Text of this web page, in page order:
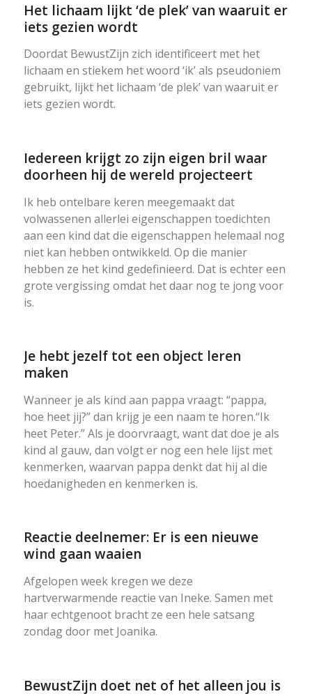
Het lichaam lijkt ‘de plek’ van waaruit er
iets gezien wordt
Doordat BewustZijn zich identificeert met het
lichaam en stiekem het woord ‘ik’ als pseudoniem
gebruikt, lijkt het lichaam ‘de plek’ van waaruit er
iets gezien wordt.
Iedereen krijgt zo zijn eigen bril waar
doorheen hij de wereld projecteert
Ik heb ontelbare keren meegemaakt dat
volwassenen allerlei eigenschappen toedichten
aan een kind dat die eigenschappen helemaal nog
niet kan hebben ontwikkeld. Op die manier
hebben ze het kind gedefinieerd. Dat is echter een
grote vergissing omdat het daar nog te jong voor
is.
Je hebt jezelf tot een object leren
maken
Wanneer je als kind aan pappa vraagt: “pappa,
hoe heet jij?” dan krijg je een naam te horen.“Ik
heet Peter.” Als je doorvraagt, want dat doe je als
kind al gauw, dan volgt er nog een hele lijst met
kenmerken, waarvan pappa denkt dat hij al die
hoedanigheden en kenmerken is.
Reactie deelnemer: Er is een nieuwe
wind gaan waaien
Afgelopen week kregen we deze
hartverwarmende reactie van Ineke. Samen met
haar echtgenoot bracht ze een hele satsang
zondag door met Joanika.
BewustZijn doet net of het alleen jou is